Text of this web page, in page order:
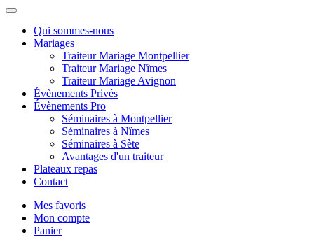
Qui sommes-nous
Mariages
Traiteur Mariage Montpellier
Traiteur Mariage Nîmes
Traiteur Mariage Avignon
Évènements Privés
Évènements Pro
Séminaires à Montpellier
Séminaires à Nîmes
Séminaires à Sète
Avantages d'un traiteur
Plateaux repas
Contact
Mes favoris
Mon compte
Panier